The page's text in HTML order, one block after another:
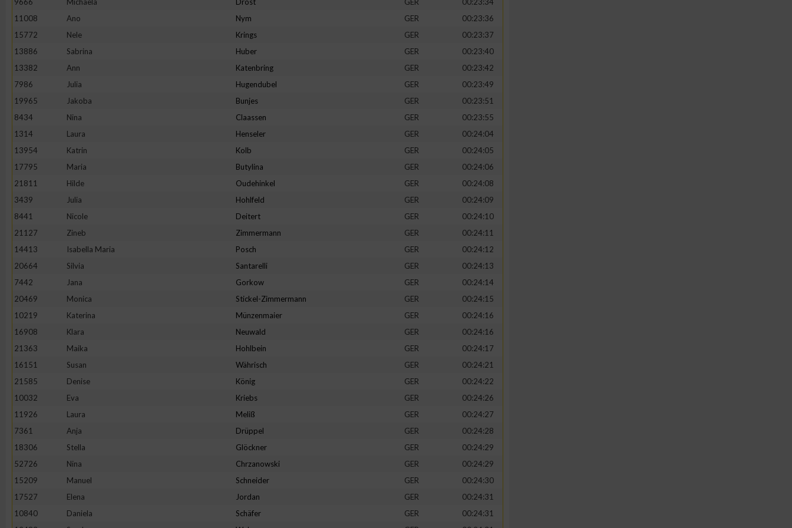
11008
Ano Nym GER
00:23:36
15772
Nele Krings GER
00:23:37
13886
Sabrina Huber GER
00:23:40
13382
Ann Katenbring GER
00:23:42
7986
Julia Hugendubel GER
00:23:49
19965
Jakoba Bunjes GER
00:23:51
8434
Nina Claassen GER
00:23:55
1314
Laura Henseler GER
00:24:04
13954
Katrin Kolb GER
00:24:05
17795
Maria Butylina GER
00:24:06
21811
Hilde Oudehinkel GER
00:24:08
3439
Julia Hohlfeld GER
00:24:09
8441
Nicole Deitert GER
00:24:10
21127
Zineb Zimmermann GER
00:24:11
14413
Isabella Maria Posch GER
00:24:12
20664
Silvia Santarelli GER
00:24:13
7442
Jana Gorkow GER
00:24:14
20469
Monica Stickel-Zimmermann GER
00:24:15
10219
Katerina Münzenmaier GER
00:24:16
16908
Klara Neuwald GER
00:24:16
21363
Maika Hohlbein GER
00:24:17
16151
Susan Währisch GER
00:24:21
21585
Denise König GER
00:24:22
10032
Eva Kriebs GER
00:24:26
11926
Laura Meliß GER
00:24:27
7361
Anja Drüppel GER
00:24:28
18306
Stella Glöckner GER
00:24:29
52726
Nina Chrzanowski GER
00:24:29
15209
Manuel Schneider GER
00:24:30
17527
Elena Jordan GER
00:24:31
10840
Daniela Schäfer GER
00:24:31
Erstellung von Profilen zur Personalisierung von Inhalten
Messung der Werbeleistung
Messung der Performance von Inhalten
Analyse von Zielgruppen durch Statistiken oder Kombinationen von Daten aus
Entwicklung und Verbesserung der Angebote
IAB-Besonderheiten:
Geräte anhand von aktiv angeforderten Informationen identifizieren
Nicht-IAB-Verarbeitungszwecke:
Notwendig
Performance
Funktional